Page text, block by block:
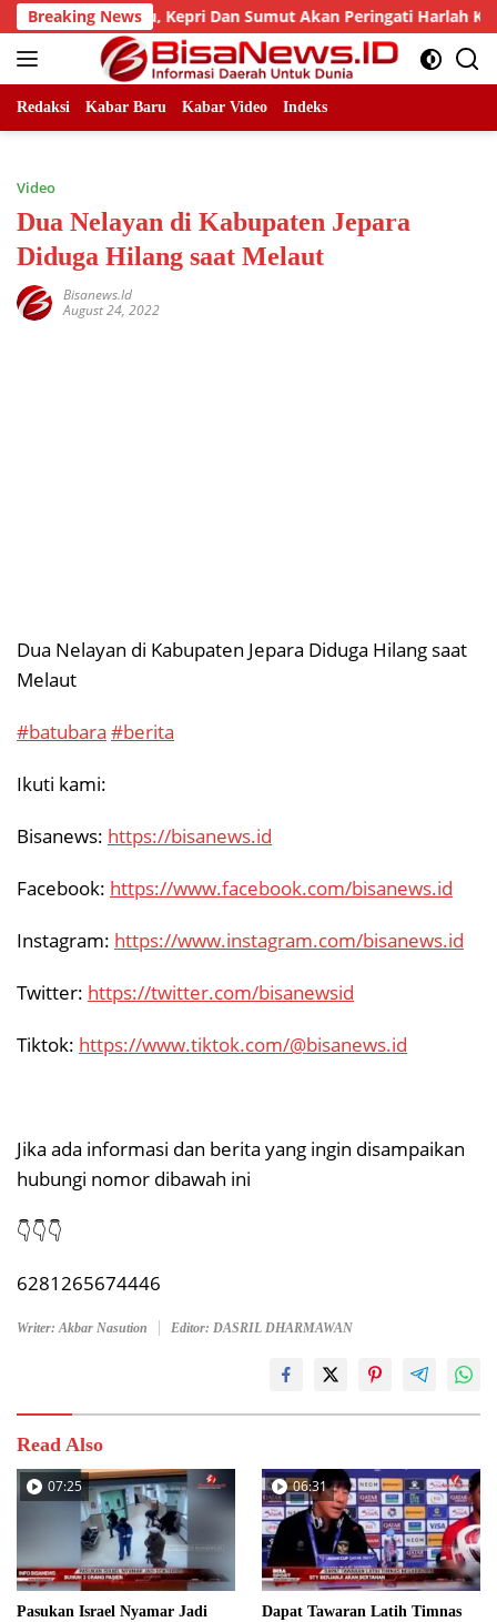
Skip
to
content
Breaking News
Riau, Kepri Dan Sumut Akan Peringati Harlah Ke-25
Redaksi Kabar Baru Kabar Video Indeks
Video
Dua Nelayan di Kabupaten Jepara
Diduga Hilang saat Melaut
Bisanews.id
August 24, 2022
Dua Nelayan di Kabupaten Jepara Diduga Hilang saat
Melaut
#batubara #berita
Ikuti kami:
Bisanews: https://bisanews.id
Facebook: https://www.facebook.com/bisanews.id
Instagram: https://www.instagram.com/bisanews.id
Twitter: https://twitter.com/bisanewsid
Tiktok: https://www.tiktok.com/@bisanews.id
Jika ada informasi dan berita yang ingin disampaikan
hubungi nomor dibawah ini
👇👇👇
6281265674446
Writer: Akbar Nasution Editor: DASRIL DHARMAWAN
Read Also
07:25
Pasukan Israel Nyamar Jadi
06:31
Dapat Tawaran Latih Timnas